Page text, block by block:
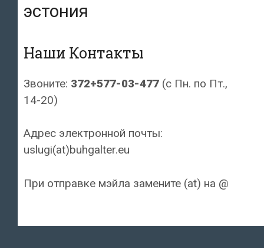
эстония
Наши Контакты
Звоните: 372+577-03-477 (с Пн. по Пт.,
14-20)
Адрес электронной почты:
uslugi(at)buhgalter.eu
При отправке мэйла замените (at) на @